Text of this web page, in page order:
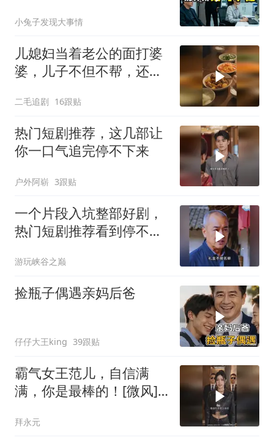
小兔子发现大事情
儿媳妇当着老公的面打婆
婆，儿子不但不帮，还助
二毛追剧 16跟贴
热门短剧推荐，这几部让
你一口气追完停不下来
户外阿崭 3跟贴
一个片段入坑整部好剧，
热门短剧推荐看到停不下
游玩峡谷之巅
捡瓶子偶遇亲妈后爸
仔仔大王king 39跟贴
霸气女王范儿，自信满
满，你是最棒的！[微风]
拜永元